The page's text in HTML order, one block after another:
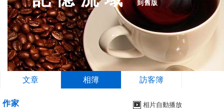
（到舊版 ）
文章 相簿 訪客簿
相片自動播放
作家